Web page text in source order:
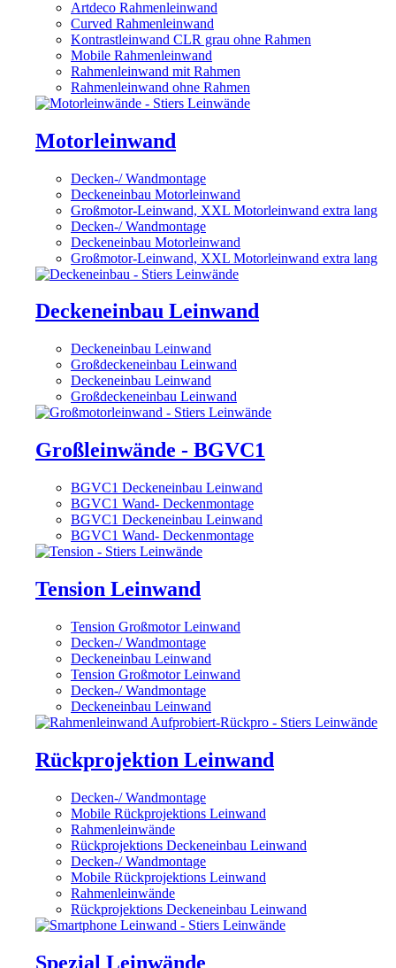
Artdeco Rahmenleinwand
Curved Rahmenleinwand
Kontrastleinwand CLR grau ohne Rahmen
Mobile Rahmenleinwand
Rahmenleinwand mit Rahmen
Rahmenleinwand ohne Rahmen
Motorleinwand
Decken-/ Wandmontage
Deckeneinbau Motorleinwand
Großmotor-Leinwand, XXL Motorleinwand extra lang
Decken-/ Wandmontage
Deckeneinbau Motorleinwand
Großmotor-Leinwand, XXL Motorleinwand extra lang
Deckeneinbau Leinwand
Deckeneinbau Leinwand
Großdeckeneinbau Leinwand
Deckeneinbau Leinwand
Großdeckeneinbau Leinwand
Großleinwände - BGVC1
BGVC1 Deckeneinbau Leinwand
BGVC1 Wand- Deckenmontage
BGVC1 Deckeneinbau Leinwand
BGVC1 Wand- Deckenmontage
Tension Leinwand
Tension Großmotor Leinwand
Decken-/ Wandmontage
Deckeneinbau Leinwand
Tension Großmotor Leinwand
Decken-/ Wandmontage
Deckeneinbau Leinwand
Rückprojektion Leinwand
Decken-/ Wandmontage
Mobile Rückprojektions Leinwand
Rahmenleinwände
Rückprojektions Deckeneinbau Leinwand
Decken-/ Wandmontage
Mobile Rückprojektions Leinwand
Rahmenleinwände
Rückprojektions Deckeneinbau Leinwand
Spezial Leinwände